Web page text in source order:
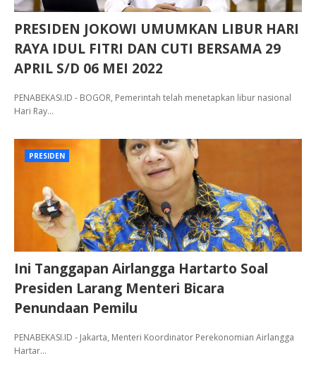
PRESIDEN JOKOWI UMUMKAN LIBUR HARI
RAYA IDUL FITRI DAN CUTI BERSAMA 29
APRIL S/D 06 MEI 2022
PENABEKASI.ID - BOGOR, Pemerintah telah menetapkan libur nasional
Hari Ray…
PRESIDEN
Ini Tanggapan Airlangga Hartarto Soal
Presiden Larang Menteri Bicara
Penundaan Pemilu
PENABEKASI.ID - Jakarta, Menteri Koordinator Perekonomian Airlangga
Hartar…